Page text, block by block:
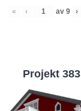
« ‹ av 9 ›
Projekt 383